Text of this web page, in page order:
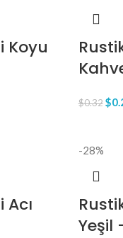
Koyu
$0.32 $
-28%
Yeşil